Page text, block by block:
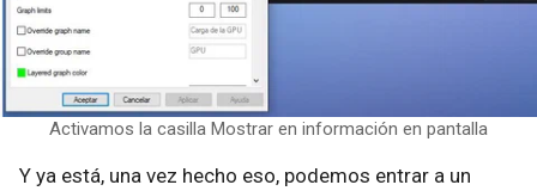
Activamos la casilla Mostrar en información en pantalla
Y ya está, una vez hecho eso, podemos entrar a un